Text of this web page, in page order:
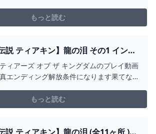
もっと読む
説 ティアキン】龍の泪 その1 インパ
キ
YOUTUBE
ィアーズ オブ ザ キングダムのプレイ動画
エンディング解放条件になります果てな
続編が登場。チャンネル登録はこちら 評
軽にどうぞ
もっと読む